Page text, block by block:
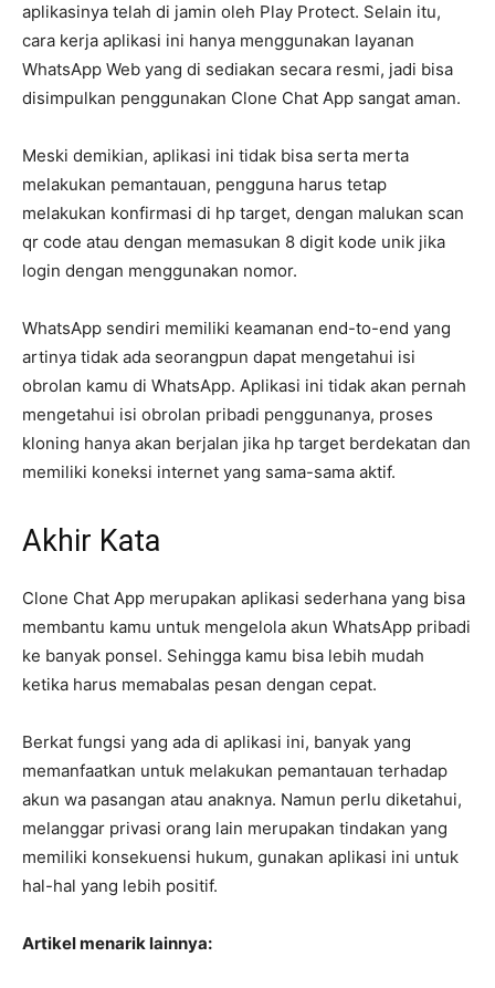
aplikasinya telah di jamin oleh Play Protect. Selain itu,
cara kerja aplikasi ini hanya menggunakan layanan
WhatsApp Web yang di sediakan secara resmi, jadi bisa
disimpulkan penggunakan Clone Chat App sangat aman.
Meski demikian, aplikasi ini tidak bisa serta merta
melakukan pemantauan, pengguna harus tetap
melakukan konfirmasi di hp target, dengan malukan scan
qr code atau dengan memasukan 8 digit kode unik jika
login dengan menggunakan nomor.
WhatsApp sendiri memiliki keamanan end-to-end yang
artinya tidak ada seorangpun dapat mengetahui isi
obrolan kamu di WhatsApp. Aplikasi ini tidak akan pernah
mengetahui isi obrolan pribadi penggunanya, proses
kloning hanya akan berjalan jika hp target berdekatan dan
memiliki koneksi internet yang sama-sama aktif.
Akhir Kata
Clone Chat App merupakan aplikasi sederhana yang bisa
membantu kamu untuk mengelola akun WhatsApp pribadi
ke banyak ponsel. Sehingga kamu bisa lebih mudah
ketika harus memabalas pesan dengan cepat.
Berkat fungsi yang ada di aplikasi ini, banyak yang
memanfaatkan untuk melakukan pemantauan terhadap
akun wa pasangan atau anaknya. Namun perlu diketahui,
melanggar privasi orang lain merupakan tindakan yang
memiliki konsekuensi hukum, gunakan aplikasi ini untuk
hal-hal yang lebih positif.
Artikel menarik lainnya: